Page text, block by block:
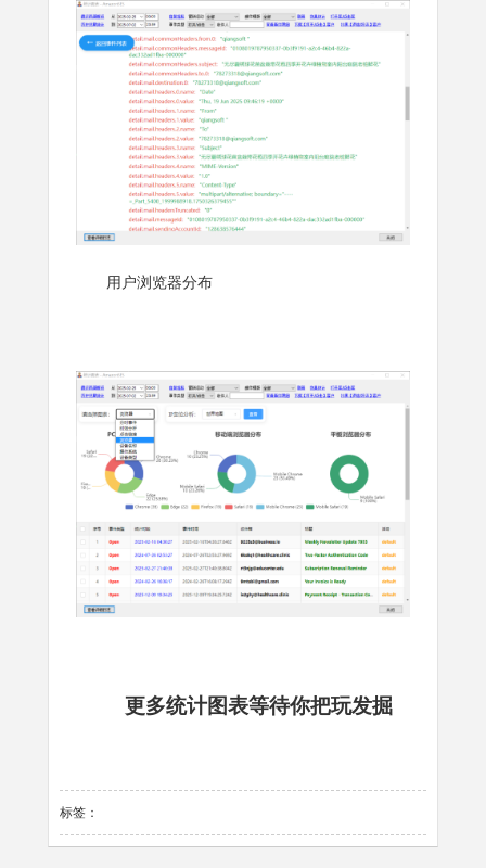
用户浏览器分布
更多统计图表等待你把玩发掘
标签：